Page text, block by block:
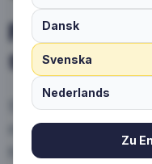
Dansk
Svenska
Nederlands
Zu
Priser för
strumpor i
Skapa ett
minuter och få
Nettopriser